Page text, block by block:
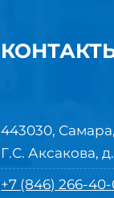
443030,
Г.С. Аксакова, д.
+7 (846) 266-